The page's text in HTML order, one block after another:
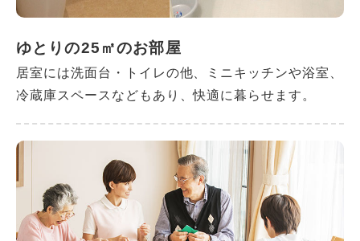
ゆとりの25㎡のお部屋
居室には洗面台・トイレの他、ミニキッチンや浴室、
冷蔵庫スペースなどもあり、快適に暮らせます。